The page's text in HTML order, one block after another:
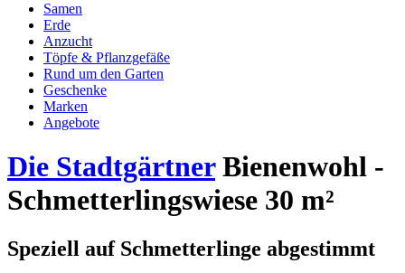
Samen
Erde
Anzucht
Töpfe & Pflanzgefäße
Rund um den Garten
Geschenke
Marken
Angebote
Die StadtgärtnerBienenwohl -
Schmetterlingswiese 30 m²
Speziell auf Schmetterlinge abgestimmt